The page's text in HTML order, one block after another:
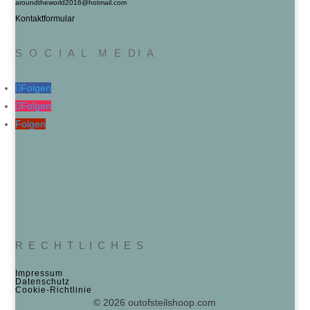
aroundtheworld2016@hotmail.com
Kontaktformular
S O C I A L M E DI A
Folgen
Folgen
Folgen
R E C H T L I C H E S
Impressum
Datenschutz
Cookie‑Richtlinie
© 2026 outofsteilshoop.com